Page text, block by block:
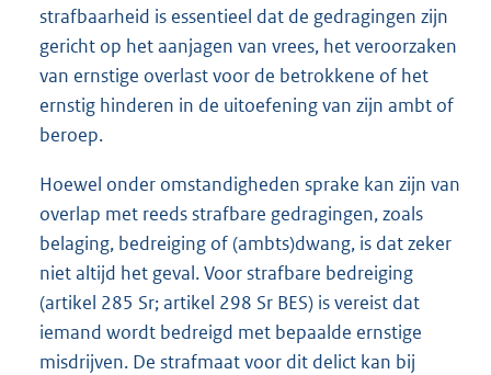
strafbaarheid is essentieel dat de gedragingen zijn
gericht op het aanjagen van vrees, het veroorzaken
van ernstige overlast voor de betrokkene of het
ernstig hinderen in de uitoefening van zijn ambt of
beroep.
Hoewel onder omstandigheden sprake kan zijn van
overlap met reeds strafbare gedragingen, zoals
belaging, bedreiging of (ambts)dwang, is dat zeker
niet altijd het geval. Voor strafbare bedreiging
(artikel 285 Sr; artikel 298 Sr BES) is vereist dat
iemand wordt bedreigd met bepaalde ernstige
misdrijven. De strafmaat voor dit delict kan bij